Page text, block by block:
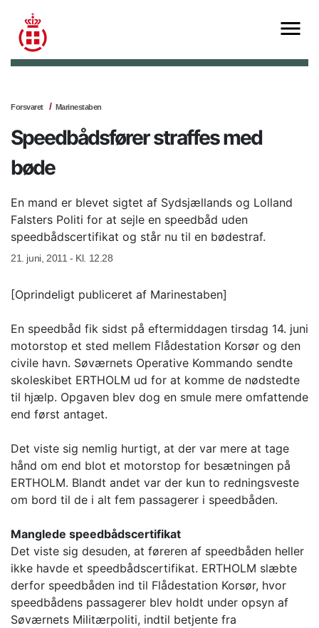
Forsvaret Marinestaben
Speedbådsfører straffes med
bøde
En mand er blevet sigtet af Sydsjællands og Lolland
Falsters Politi for at sejle en speedbåd uden
speedbådscertifikat og står nu til en bødestraf.
21. juni, 2011 - Kl. 12.28
[Oprindeligt publiceret af Marinestaben]
En speedbåd fik sidst på eftermiddagen tirsdag 14. juni
motorstop et sted mellem Flådestation Korsør og den
civile havn. Søværnets Operative Kommando sendte
skoleskibet ERTHOLM ud for at komme de nødstedte
til hjælp. Opgaven blev dog en smule mere omfattende
end først antaget.
Det viste sig nemlig hurtigt, at der var mere at tage
hånd om end blot et motorstop for besætningen på
ERTHOLM. Blandt andet var der kun to redningsveste
om bord til de i alt fem passagerer i speedbåden.
Manglede speedbådscertifikat
Det viste sig desuden, at føreren af speedbåden heller
ikke havde et speedbådscertifikat. ERTHOLM slæbte
derfor speedbåden ind til Flådestation Korsør, hvor
speedbådens passagerer blev holdt under opsyn af
Søværnets Militærpoliti, indtil betjente fra